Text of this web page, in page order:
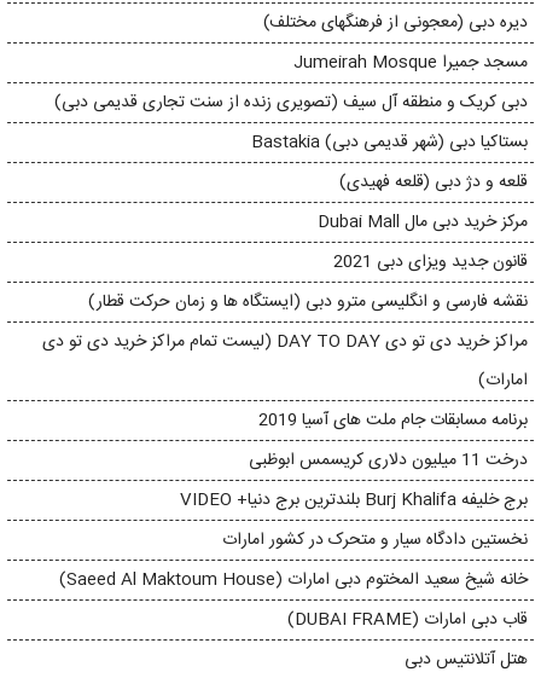
دیره دبی (معجونی از فرهنگهای مختلف)
مسجد جمیرا Jumeirah Mosque
دبی کریک و منطقه آل سیف (تصویری زنده از سنت تجاری قدیمی دبی)
بستاکیا دبی (شهر قدیمی دبی) Bastakia
قلعه و دژ دبی (قلعه فهیدی)
مرکز خرید دبی مال Dubai Mall
قانون جدید ویزای دبی 2021
نقشه فارسی و انگلیسی مترو دبی (ایستگاه ها و زمان حرکت قطار)
مراکز خرید دی تو دی DAY TO DAY (لیست تمام مراکز خرید دی تو دی
امارات)
برنامه مسابقات جام ملت های آسیا 2019
درخت 11 میلیون دلاری کریسمس ابوظبی
برج خلیفه Burj Khalifa بلندترین برج دنیا+ VIDEO
نخستین دادگاه سیار و متحرک در کشور امارات
خانه شیخ سعید المختوم دبی امارات (Saeed Al Maktoum House)
قاب دبی امارات (DUBAI FRAME)
هتل آتلانتیس دبی